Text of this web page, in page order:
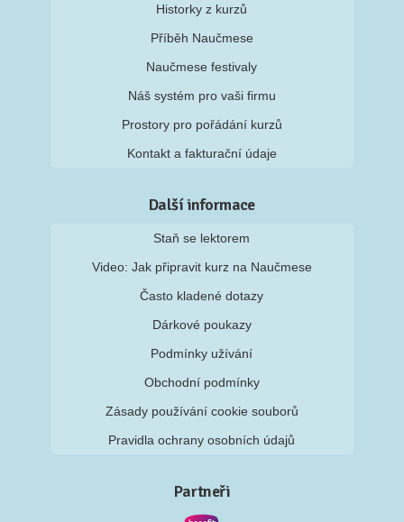
Historky z kurzů
Příběh Naučmese
Naučmese festivaly
Náš systém pro vaši firmu
Prostory pro pořádání kurzů
Kontakt a fakturační údaje
Další informace
Staň se lektorem
Video: Jak připravit kurz na Naučmese
Často kladené dotazy
Dárkové poukazy
Podmínky užívání
Obchodní podmínky
Zásady používání cookie souborů
Pravidla ochrany osobních údajů
Partneři